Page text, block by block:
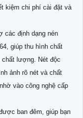
kiệm chi phí cài đặt và
các định dạng nén
giúp thu hình chất
chất lượng. Nét độc
ảnh rõ nét và chất
vào công nghệ cấp
ban đêm, giúp bạn